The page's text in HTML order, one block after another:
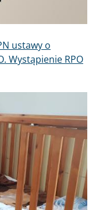
ustawy o
Wystąpienie RPO